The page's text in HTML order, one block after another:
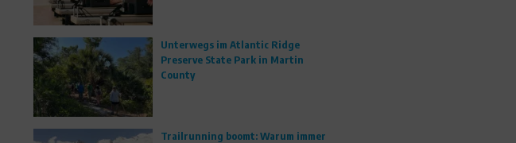
Unterwegs im Atlantic Ridge
Preserve State Park in Martin
County
Trailrunning boomt: Warum immer